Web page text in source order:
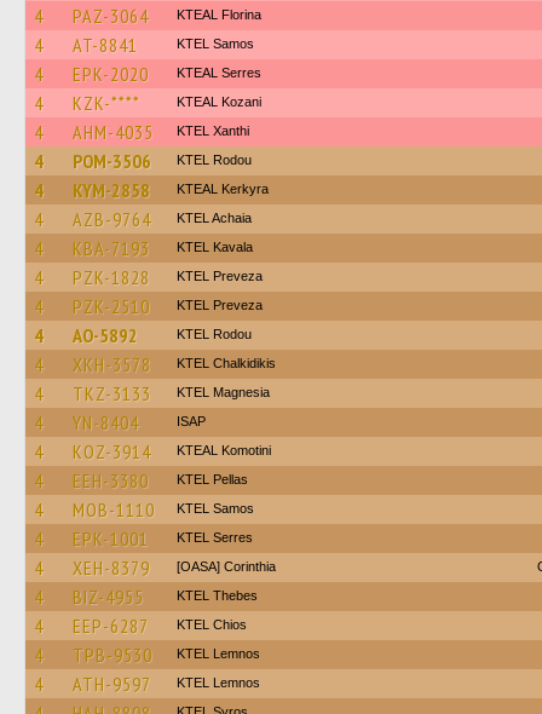
4 PAZ-3064 KTEAL Florina
4 AT-8841 KTEL Samos
4 EPK-2020 KTEAL Serres
4 KZK-**** KTEAL Kozani
4 AHM-4035 KTEL Xanthi
4 POM-3506 ΚΤΕL Rodou
4 KYM-2858 KTEAL Kerkyra
4 AZB-9764 KTEL Achaia
4 KBA-7193 KTEL Kavala
4 PZK-1828 KTEL Preveza
4 PZK-2510 KTEL Preveza
4 AO-5892 ΚΤΕL Rodou
4 XKH-3578 ΚΤΕL Chalkidikis
4 TKZ-3133 ΚΤΕL Magnesia
4 YN-8404 ISAP
4 KOZ-3914 KTEAL Komotini
4 EEH-3380 KTEL Pellas
4 MOB-1110 KTEL Samos
4 EPK-1001 KTEL Serres
4 XEH-8379 [OASA] Corinthia
4 BIZ-4955 KTEL Thebes
4 EEP-6287 KTEL Chios
4 TPB-9530 KTEL Lemnos
4 ATH-9597 KTEL Lemnos